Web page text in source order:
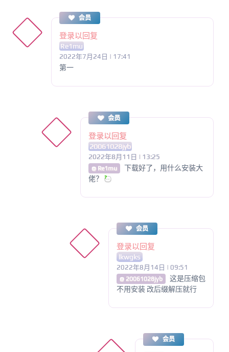
会员
登录以回复
Re1mu
2022年7月24日 | 17:41
第一
会员
登录以回复
20061028jyb
2022年8月11日 | 13:25
@ Re1mu
下载好了，用什么安装大
佬？
会员
登录以回复
lkwgks
2022年8月14日 | 09:51
@ 20061028jyb
这是压缩包
不用安装 改后缀解压就行
会员